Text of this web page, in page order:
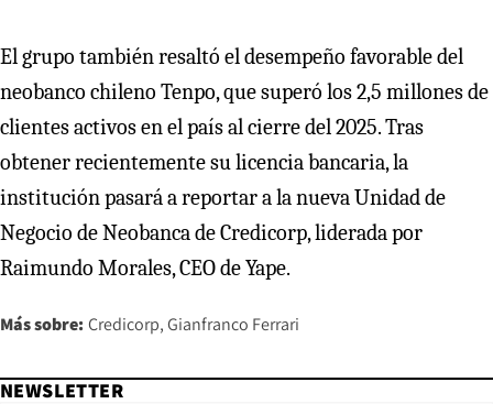
El grupo también resaltó el desempeño favorable del
neobanco chileno Tenpo, que superó los 2,5 millones de
clientes activos en el país al cierre del 2025. Tras
obtener recientemente su licencia bancaria, la
institución pasará a reportar a la nueva Unidad de
Negocio de Neobanca de Credicorp, liderada por
Raimundo Morales, CEO de Yape.
Más sobre: Credicorp Gianfranco Ferrari
NEWSLETTER